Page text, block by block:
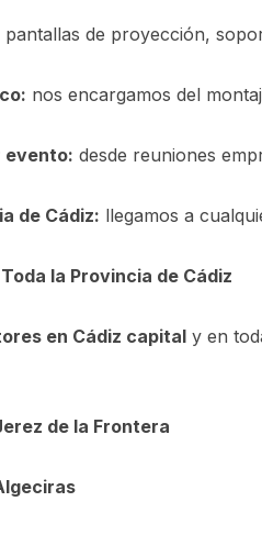
de proyección,
nos encargamos del
evento: desde reuniones
de Cádiz: llegamos a
la Provincia de Cádiz
en Cádiz capital y en
de la Frontera